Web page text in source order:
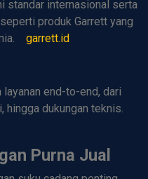
standar internasional serta
produk Garrett yang
garrett.id
end-to-end, dari
dukungan teknis.
Purna Jual